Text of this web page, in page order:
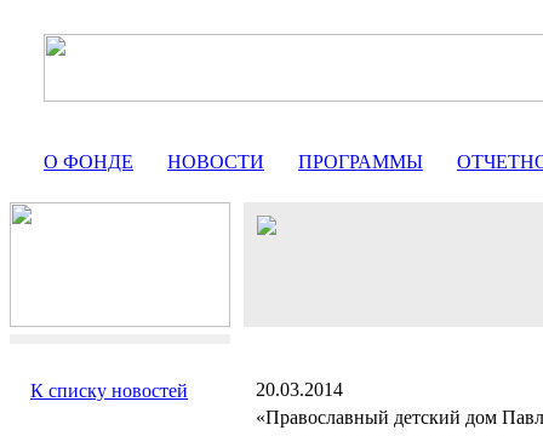
О ФОНДЕ НОВОСТИ ПРОГРАММЫ
К списку новостей
20.03.2014
«Православный детский дом